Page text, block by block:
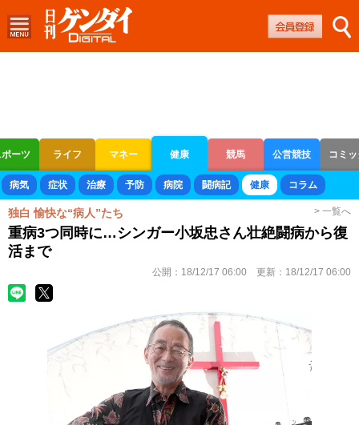
ーツ ライフ マネー 健康 競馬 公営競技 コミ
ボートレース 競輪 オートレース
病気 症状 治療 予防 病院 闘病記 健康 コラム
独白 愉快な“病人”たち > 一覧へ
重病3つ同時に…シンガー小坂忠さん壮絶闘病から復
活まで
公開： 18/12/17 06:00 更新： 18/12/17 06:00